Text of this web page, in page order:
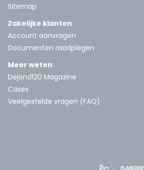
Sitemap
Zakelijke klanten
Account aanvragen
Documenten raadplegen
Meer weten
Dejond120 Magazine
Cases
Veelgestelde vragen (FAQ)